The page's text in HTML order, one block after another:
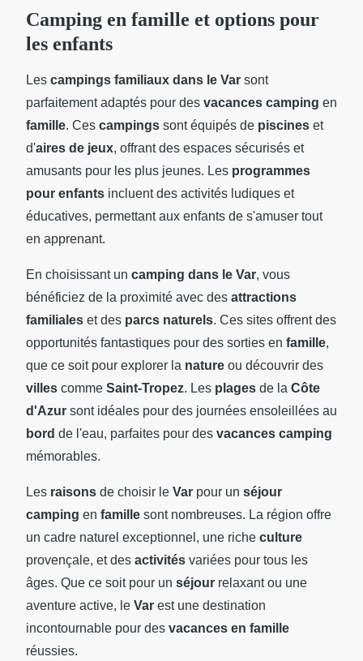
Camping en famille et options pour
les enfants
Les campings familiaux dans le Var sont
parfaitement adaptés pour des vacances camping en
famille. Ces campings sont équipés de piscines et
d'aires de jeux, offrant des espaces sécurisés et
amusants pour les plus jeunes. Les programmes
pour enfants incluent des activités ludiques et
éducatives, permettant aux enfants de s'amuser tout
en apprenant.
En choisissant un camping dans le Var, vous
bénéficiez de la proximité avec des attractions
familiales et des parcs naturels. Ces sites offrent des
opportunités fantastiques pour des sorties en famille,
que ce soit pour explorer la nature ou découvrir des
villes comme Saint-Tropez. Les plages de la Côte
d'Azur sont idéales pour des journées ensoleillées au
bord de l'eau, parfaites pour des vacances camping
mémorables.
Les raisons de choisir le Var pour un séjour
camping en famille sont nombreuses. La région offre
un cadre naturel exceptionnel, une riche culture
provençale, et des activités variées pour tous les
âges. Que ce soit pour un séjour relaxant ou une
aventure active, le Var est une destination
incontournable pour des vacances en famille
réussies.